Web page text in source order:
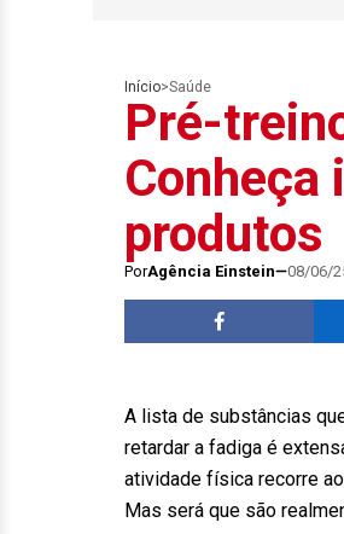
Início>Saúde
Pré-
Conheça
produtos
PorAgência Einstein 08/06/
A lista de substâncias
retardar a fadiga é
atividade física recorre
Mas será que são